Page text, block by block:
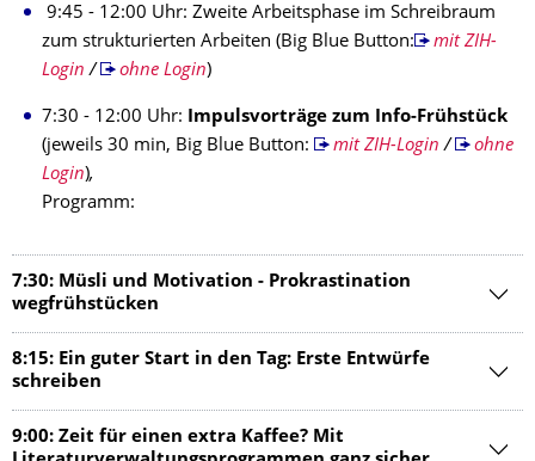
9:45 - 12:00 Uhr: Zweite Arbeitsphase im Schreibraum
zum strukturierten Arbeiten (Big Blue Button:
mit ZIH-
Login / ohne Login)
7:30 - 12:00 Uhr: Impulsvorträge zum Info-Frühstück
(jeweils 30 min, Big Blue Button:
mit ZIH-Login /
ohne
Login),
Programm:
7:30: Müsli und Motivation - Prokrastination
wegfrühstücken
8:15: Ein guter Start in den Tag: Erste Entwürfe
schreiben
9:00: Zeit für einen extra Kaffee? Mit